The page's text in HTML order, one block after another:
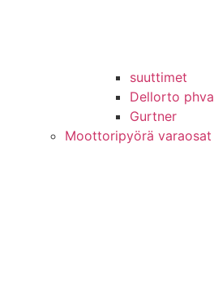
suuttimet
Dellorto phva
Gurtner
Moottoripyörä varaosat